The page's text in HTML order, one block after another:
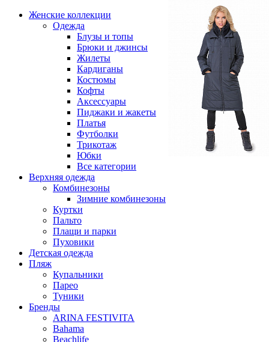
Женские коллекции
Одежда
Блузы и топы
Брюки и джинсы
Жилеты
Кардиганы
Костюмы
Кофты
Аксессуары
Пиджаки и жакеты
Платья
Футболки
Трикотаж
Юбки
Все категории
Верхняя одежда
Комбинезоны
Зимние комбинезоны
Куртки
Пальто
Плащи и парки
Пуховики
Детская одежда
Пляж
Купальники
Парео
Туники
Бренды
ARINA FESTIVITA
Bahama
Beachlife